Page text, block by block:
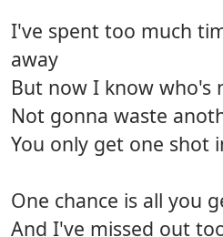
I've spent too much
away
But now I know who's
Not gonna waste
You only get one shot
One chance is all you
And I've missed out